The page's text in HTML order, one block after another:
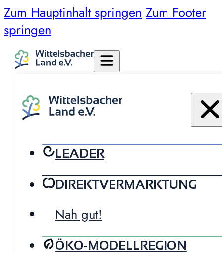
Zum Hauptinhalt springen Zum Footer
springen
LEADER
DIREKTVERMARKTUNG
Nah gut!
ÖKO-MODELLREGION